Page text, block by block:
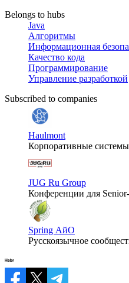
Belongs to hubs
Java
Алгоритмы
Информационная
Качество кода
Программирование
Управление разработкой
Subscribed to companies
Haulmont
Корпоративные
JUG Ru Group
Конференции для
Spring АйО
Русскоязычное